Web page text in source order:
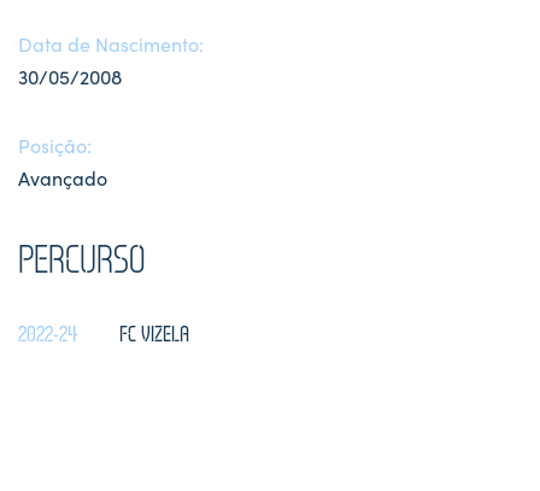
Data de Nascimento:
30/05/2008
Posição:
Avançado
PERCURSO
2022-24 FC VIZELA